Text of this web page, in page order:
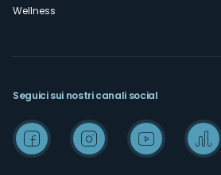
Wellness
Seguici sui nostri canali social